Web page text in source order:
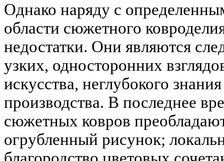
Однако наряду с
области сюжетного
недостатки. Они являются
узких, односторонних
искусства, неглубокого
производства. В последнее
сюжетных ковров
огрубленный рисунок;